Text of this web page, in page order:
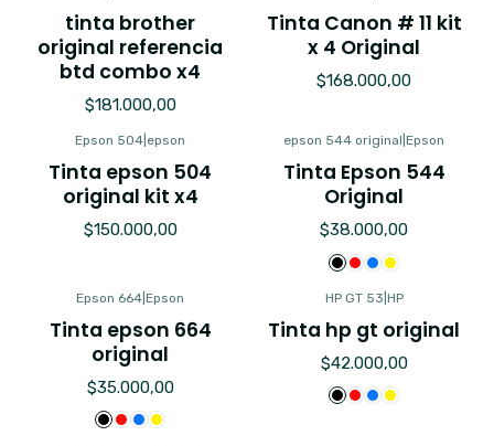
tinta brother
original referencia
btd combo x4
$181.000,00
Tinta Canon # 11 kit
x 4 Original
$168.000,00
Epson 504 epson
Tinta epson 504
original kit x4
$150.000,00
epson 544 original Epson
Tinta Epson 544
Original
$38.000,00
Epson 664 Epson
Tinta epson 664
original
$35.000,00
HP GT 53 HP
Tinta hp gt original
$42.000,00